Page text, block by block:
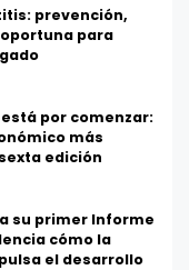
prevención,
para
por comenzar:
más
edición
su primer Informe
cómo la
el desarrollo